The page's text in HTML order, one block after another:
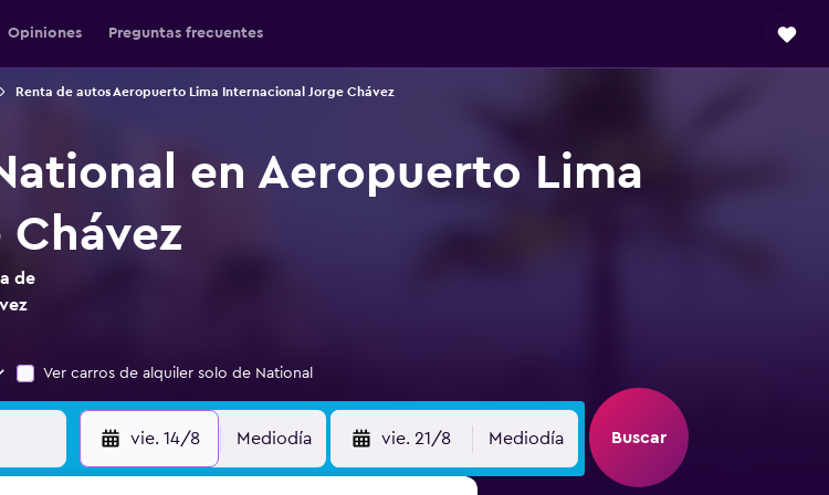
Opiniones Preguntas frecuentes
Renta de autos Aeropuerto Lima Internacional Jorge Chávez
en Aeropuerto Lima
de
Ver carros de alquiler solo de National
vie. 14/8 Mediodía vie. 21/8 Mediodía Buscar